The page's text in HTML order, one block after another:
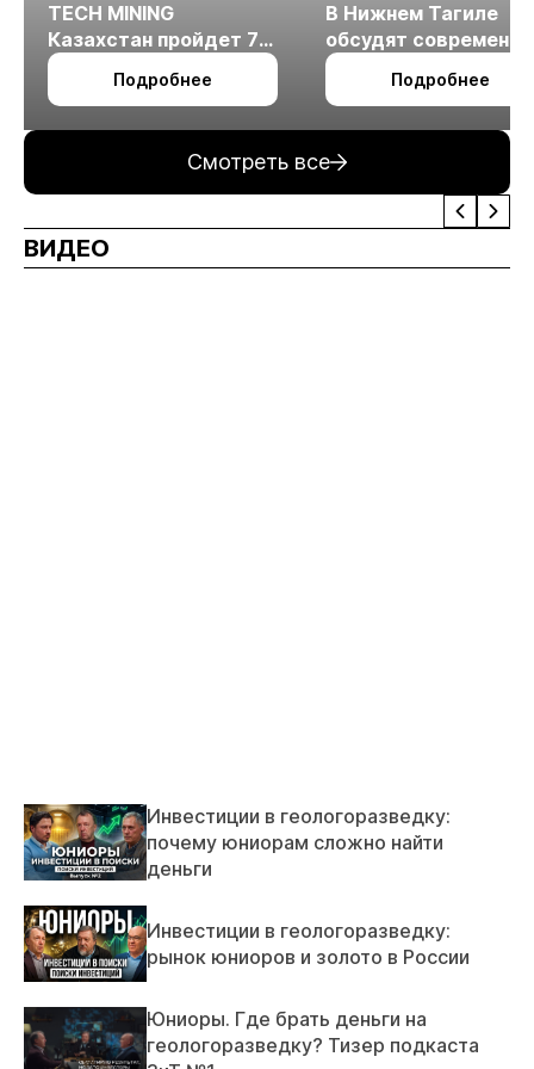
TECH MINING
Казахстан пройдет 7
октября в Алматы
Подробнее
В Нижнем Тагиле
обсудят
технологии
измельчения
Подробнее
Смотреть все
ВИДЕО
Инвестиции в геологоразведку:
почему юниорам сложно найти
деньги
Инвестиции в геологоразведку:
рынок юниоров и золото в России
Юниоры. Где брать деньги на
геологоразведку? Тизер подкаста